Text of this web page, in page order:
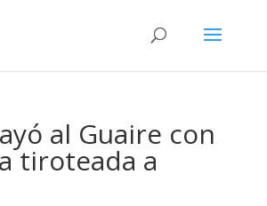
al Guaire con
tiroteada a